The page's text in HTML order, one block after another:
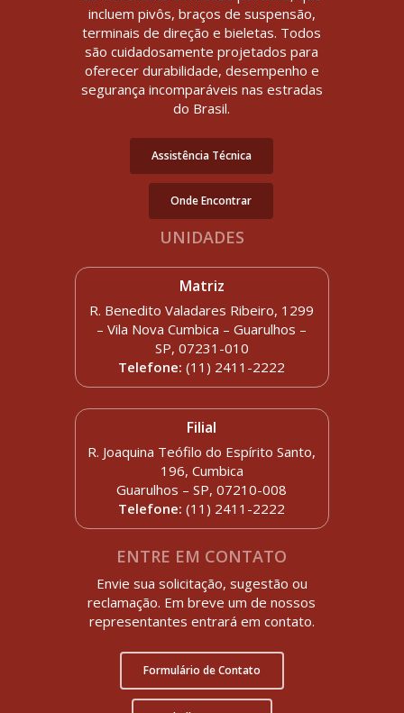
incluem pivôs, braços de suspensão,
terminais de direção e bieletas. Todos
são cuidadosamente projetados para
oferecer durabilidade, desempenho e
segurança incomparáveis nas estradas
do Brasil.
Assistência Técnica
Onde Encontrar
UNIDADES
Matriz
R. Benedito Valadares Ribeiro, 1299
– Vila Nova Cumbica – Guarulhos –
SP, 07231-010
Telefone:(11) 2411-2222
Filial
R. Joaquina Teófilo do Espírito Santo,
196, Cumbica
Guarulhos – SP, 07210-008
Telefone: (11) 2411-2222
ENTRE EM CONTATO
Envie sua solicitação, sugestão ou
reclamação. Em breve um de nossos
representantes entrará em contato.
Formulário de Contato